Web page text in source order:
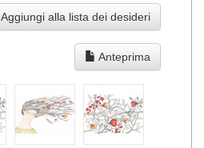
Aggiungi alla lista dei desideri
Anteprima